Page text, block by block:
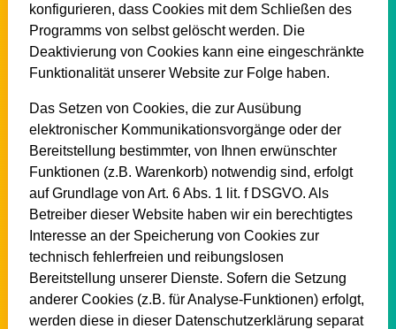
konfigurieren, dass Cookies mit dem Schließen des
Programms von selbst gelöscht werden. Die
Deaktivierung von Cookies kann eine eingeschränkte
Funktionalität unserer Website zur Folge haben.
Das Setzen von Cookies, die zur Ausübung
elektronischer Kommunikationsvorgänge oder der
Bereitstellung bestimmter, von Ihnen erwünschter
Funktionen (z.B. Warenkorb) notwendig sind, erfolgt
auf Grundlage von Art. 6 Abs. 1 lit. f DSGVO. Als
Betreiber dieser Website haben wir ein berechtigtes
Interesse an der Speicherung von Cookies zur
technisch fehlerfreien und reibungslosen
Bereitstellung unserer Dienste. Sofern die Setzung
anderer Cookies (z.B. für Analyse-Funktionen) erfolgt,
werden diese in dieser Datenschutzerklärung separat